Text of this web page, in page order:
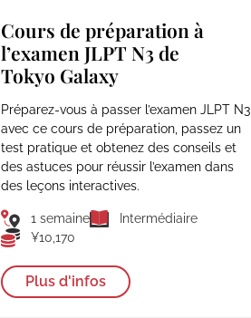
Cours de préparation à
l’examen JLPT N3 de
Tokyo Galaxy
Préparez-vous à passer l’examen JLPT N3
avec ce cours de préparation, passez un
test pratique et obtenez des conseils et
des astuces pour réussir l’examen dans
des leçons interactives.
1 semaine
Intermédiaire
¥10,170
Plus d'infos